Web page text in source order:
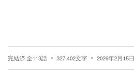
完結済全113話 327,402文字 2026年2月15日